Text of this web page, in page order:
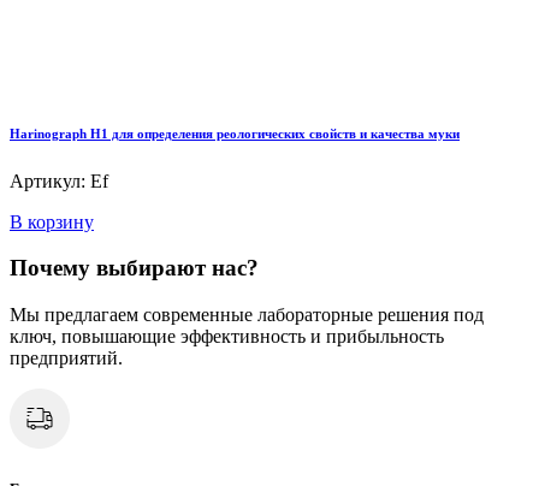
Harinograph Н1 для определения реологических свойств и качества муки
Артикул: Ef
В корзину
Почему выбирают нас?
Мы предлагаем современные лабораторные решения под
ключ, повышающие эффективность и прибыльность
предприятий.